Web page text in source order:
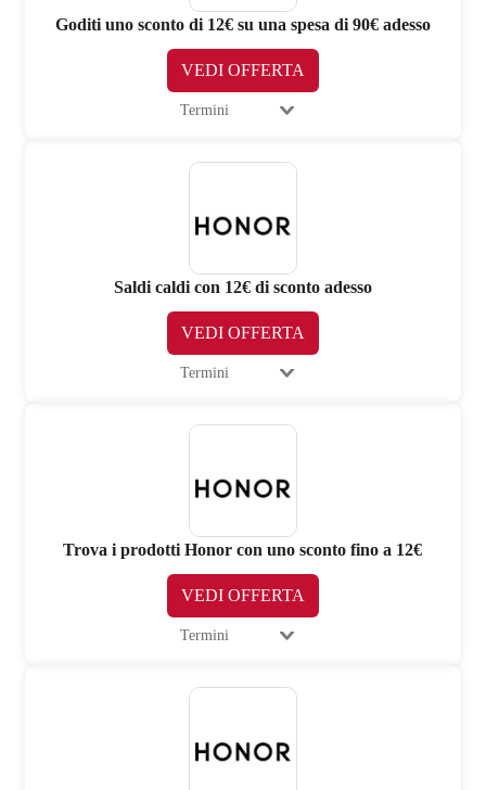
Goditi uno sconto di 12€ su una spesa di 90€ adesso
VEDI OFFERTA
Termini
Saldi caldi con 12€ di sconto adesso
VEDI OFFERTA
Termini
Trova i prodotti Honor con uno sconto fino a 12€
VEDI OFFERTA
Termini